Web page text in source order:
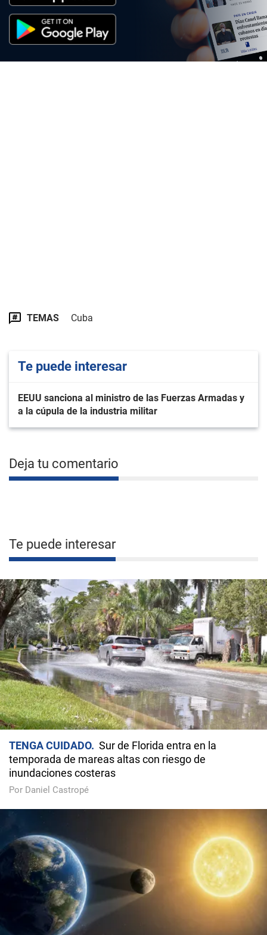
TEMAS Cuba
Te puede interesar
EEUU sanciona al ministro de las Fuerzas Armadas y
a la cúpula de la industria militar
Deja tu comentario
Te puede interesar
TENGA CUIDADO
Sur de Florida entra en la
temporada de mareas altas con riesgo de
inundaciones costeras
Por Daniel Castropé